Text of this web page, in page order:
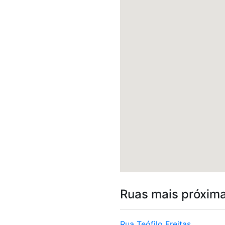
Ruas mais